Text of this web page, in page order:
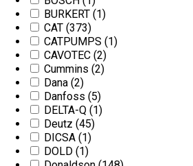
BURKERT (1)
CAT (373)
CATPUMPS (1)
CAVOTEC (2)
Cummins (2)
Dana (2)
Danfoss (5)
DELTA-Q (1)
Deutz (45)
DICSA (1)
DOLD (1)